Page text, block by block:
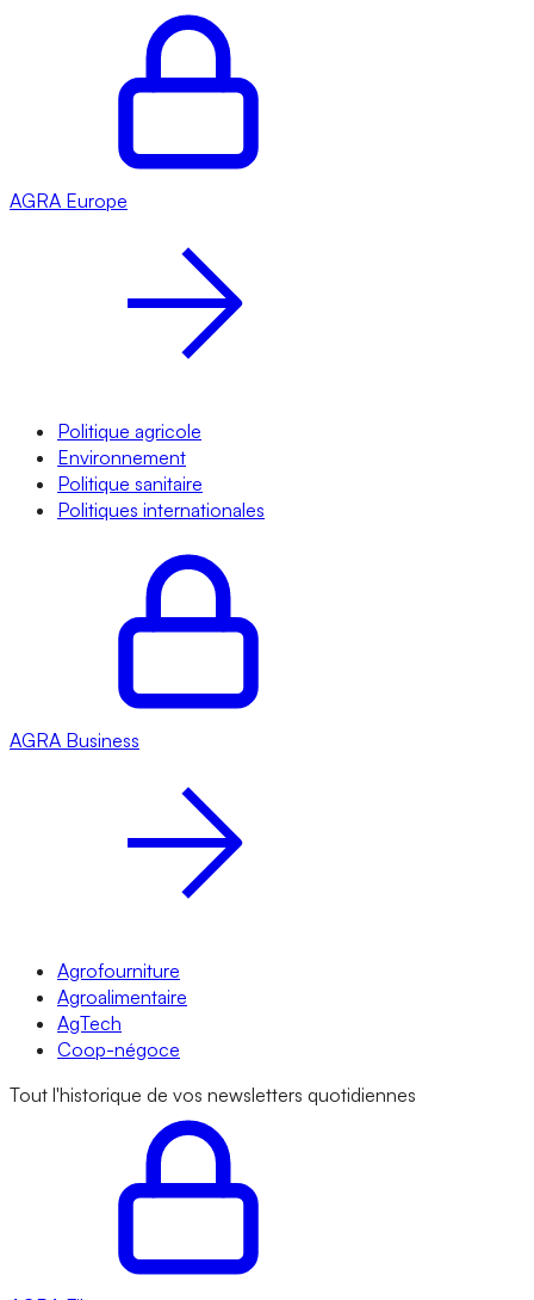
AGRA Europe
Politique agricole
Environnement
Politique sanitaire
Politiques internationales
AGRA Business
Agrofourniture
Agroalimentaire
AgTech
Coop-négoce
Tout l'historique de vos newsletters quotidiennes